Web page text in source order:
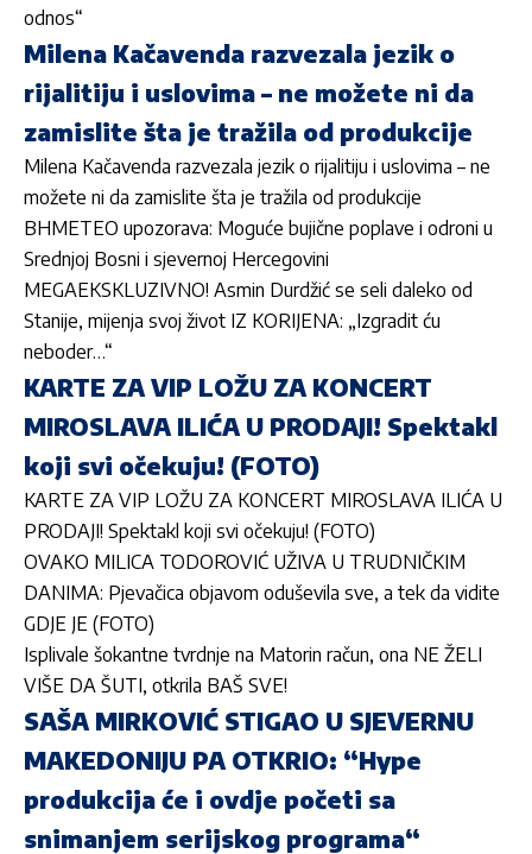
odnos“
Milena Kačavenda razvezala jezik o
rijalitiju i uslovima – ne možete ni da
zamislite šta je tražila od produkcije
Milena Kačavenda razvezala jezik o rijalitiju i uslovima – ne
možete ni da zamislite šta je tražila od produkcije
BHMETEO upozorava: Moguće bujične poplave i odroni u
Srednjoj Bosni i sjevernoj Hercegovini
MEGAEKSKLUZIVNO! Asmin Durdžić se seli daleko od
Stanije, mijenja svoj život IZ KORIJENA: „Izgradit ću
neboder…“
KARTE ZA VIP LOŽU ZA KONCERT
MIROSLAVA ILIĆA U PRODAJI! Spektakl
koji svi očekuju! (FOTO)
KARTE ZA VIP LOŽU ZA KONCERT MIROSLAVA ILIĆA U
PRODAJI! Spektakl koji svi očekuju! (FOTO)
OVAKO MILICA TODOROVIĆ UŽIVA U TRUDNIČKIM
DANIMA: Pjevačica objavom oduševila sve, a tek da vidite
GDJE JE (FOTO)
Isplivale šokantne tvrdnje na Matorin račun, ona NE ŽELI
VIŠE DA ŠUTI, otkrila BAŠ SVE!
SAŠA MIRKOVIĆ STIGAO U SJEVERNU
MAKEDONIJU PA OTKRIO: “Hype
produkcija će i ovdje početi sa
snimanjem serijskog programa“